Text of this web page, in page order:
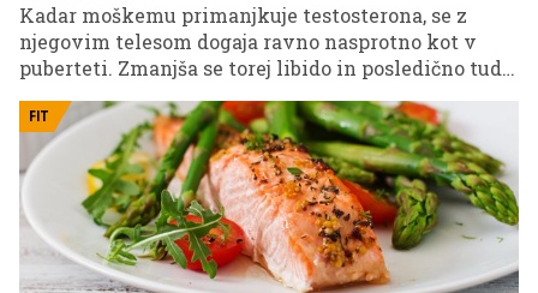
Kadar moškemu primanjkuje testosterona, se z
njegovim telesom dogaja ravno nasprotno kot v
puberteti. Zmanjša se torej libido in posledično tudi
neplodnost, spremembe v telesni konstituciji,
manjša telesna in obrazna poraščenost, osteoporoza
in celo psihične motnje. A čeprav se v povprečju
začetni znaki pomanjkanja testosterona pojavijo po
40. letu, močneje izraženi pa postanejo po 50. letu,
nikar ne tvegajte in z ustreznim življenjskim
slogom povečajte raven testosterona.
FIT